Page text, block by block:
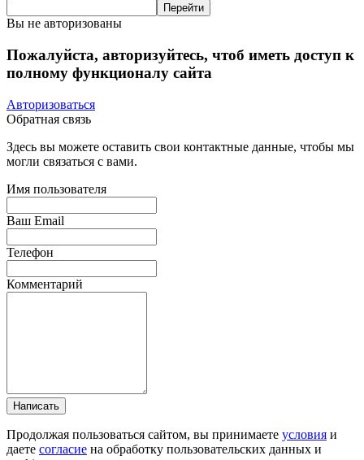
Вы не авторизованы
Пожалуйста, авторизуйтесь, чтоб иметь доступ к
полному функционалу сайта
Авторизоваться
Обратная связь
Здесь вы можете оставить свои контактные данные, чтобы мы
могли связаться с вами.
Имя пользователя
Ваш Email
Телефон
Комментарий
Написать
Продолжая пользоваться сайтом, вы принимаете условия и
даете согласие на обработку пользовательских данных и